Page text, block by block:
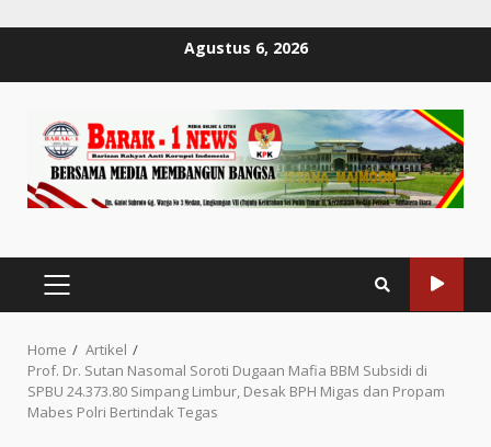
Agustus 6, 2026
PRIMARY
MENU
Home
Artikel
Prof. Dr. Sutan Nasomal Soroti Dugaan Mafia BBM Subsidi di
SPBU 24.373.80 Simpang Limbur, Desak BPH Migas dan Propam
Mabes Polri Bertindak Tegas